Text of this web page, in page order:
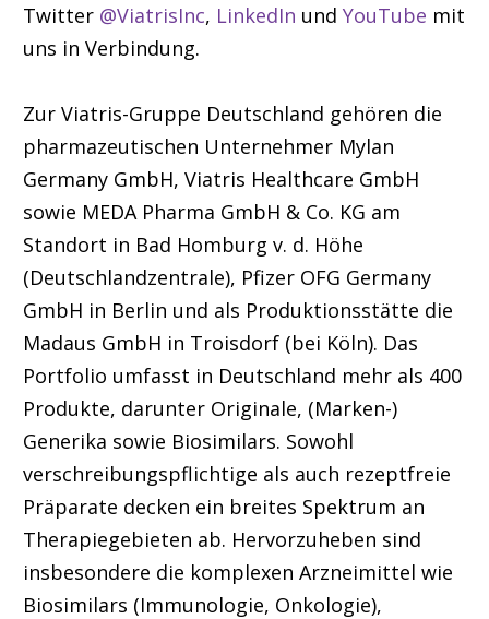
Twitter @ViatrisInc, LinkedIn und YouTube mit
uns in Verbindung.
Zur Viatris-Gruppe Deutschland gehören die
pharmazeutischen Unternehmer Mylan
Germany GmbH, Viatris Healthcare GmbH
sowie MEDA Pharma GmbH & Co. KG am
Standort in Bad Homburg v. d. Höhe
(Deutschlandzentrale), Pfizer OFG Germany
GmbH in Berlin und als Produktionsstätte die
Madaus GmbH in Troisdorf (bei Köln). Das
Portfolio umfasst in Deutschland mehr als 400
Produkte, darunter Originale, (Marken-)
Generika sowie Biosimilars. Sowohl
verschreibungspflichtige als auch rezeptfreie
Präparate decken ein breites Spektrum an
Therapiegebieten ab. Hervorzuheben sind
insbesondere die komplexen Arzneimittel wie
Biosimilars (Immunologie, Onkologie),